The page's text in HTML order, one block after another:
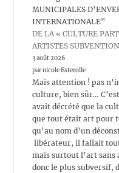
MUNICIPALES
INTERNATIONALE"
DE LA « CULTURE
ARTISTES
3 août 2026
par nicole Esterolle
Mais attention ! pas
culture, bien sûr…
avait décrété que la
que tout était art pour
qu’au nom d’un
libérateur, il fallait
mais surtout l’art sans
donc le plus subversif,